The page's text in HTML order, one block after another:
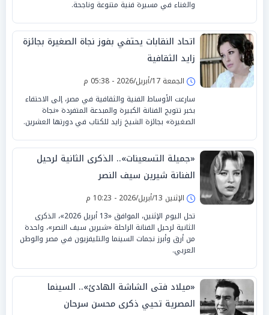
والغناء في مسيرة فنية متنوعة وناجحة.
اتحاد النقابات يحتفي بفوز نجاة الصغيرة بجائزة
زايد الثقافية
الجمعة 17/أبريل/2026 - 05:38 م
سارعت الأوساط الفنية والثقافية في مصر، إلى الاحتفاء
بخبر تتويج الفنانة الكبيرة والمبدعة المتفردة «نجاة
الصغيرة» بجائزة الشيخ زايد للكتاب في دورتها العشرين.
«جميلة التسعينات».. الذكرى الثانية لرحيل
الفنانة شيرين سيف النصر
الإثنين 13/أبريل/2026 - 10:23 م
تحل اليوم الإثنين، الموافق «13 أبريل 2026»، الذكرى
الثانية لرحيل الفنانة الراحلة «شيرين سيف النصر»، واحدة
من أرق وأبرز نجمات السينما والتليفزيون في مصر والوطن
العربي.
«ميلاد فتى الشاشة الهادئ».. السينما
المصرية تحيي ذكرى محسن سرحان